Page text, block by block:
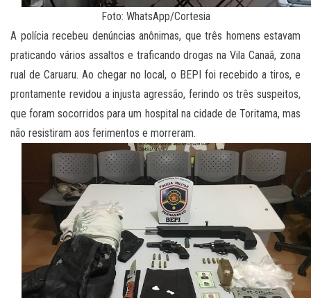
Foto: WhatsApp/Cortesia
A polícia recebeu denúncias anônimas, que três homens estavam
praticando vários assaltos e traficando drogas na Vila Canaã, zona
rual de Caruaru. Ao chegar no local, o BEPI foi recebido a tiros, e
prontamente revidou a injusta agressão, ferindo os três suspeitos,
que foram socorridos para um hospital na cidade de Toritama, mas
não resistiram aos ferimentos e morreram.